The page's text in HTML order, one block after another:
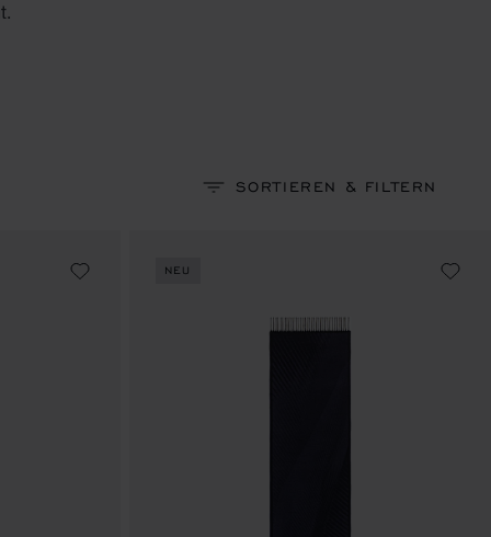
SORTIEREN & FILTERN
NEU